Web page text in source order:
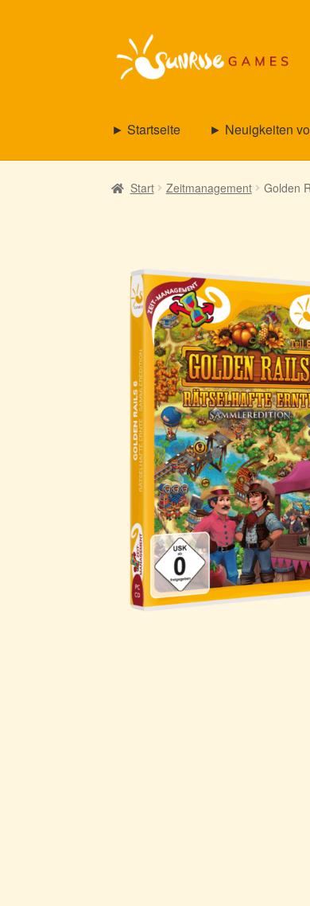
Zur
Navigation
springen
Zum
Inhalt
springen
► Startseite ► Neuigkeiten
Start Zeitmanagement Golden